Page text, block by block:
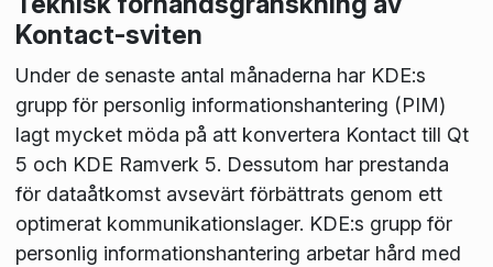
Kontact-sviten
Under de senaste antal månaderna har KDE:s
grupp för personlig informationshantering (PIM)
lagt mycket möda på att konvertera Kontact till Qt
5 och KDE Ramverk 5. Dessutom har prestanda
för dataåtkomst avsevärt förbättrats genom ett
optimerat kommunikationslager. KDE:s grupp för
personlig informationshantering arbetar hård med